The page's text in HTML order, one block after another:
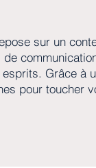
sur un
esprits. Grâce à
pour toucher